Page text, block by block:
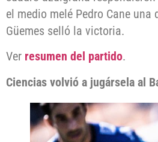
el medio melé Pedro Cane
Güemes selló la victoria.
Ver resumen del partido.
Ciencias volvió a jugársela al